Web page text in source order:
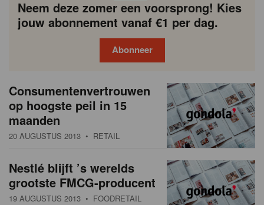
Neem deze zomer een voorsprong! Kies
jouw abonnement vanaf €1 per dag.
Abonneer
N
e
u
w
s
Consumentenvertrouwen
op hoogste peil in 15
maanden
20 AUGUSTUS 2013 • RETAIL
Nestlé blijft ’s werelds
grootste FMCG-producent
19 AUGUSTUS 2013 • FOODRETAIL
P
a
g
i
a
t
i
Vorige
Page
Page
Page
Page
Current
page
Page
Page
Page
Page
Volgende
academy
society